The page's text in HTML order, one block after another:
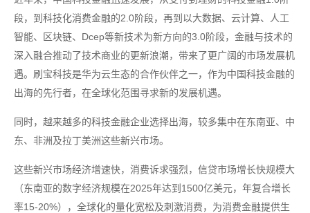
段，到科技化消费金融的2.0阶段，再到以大数据、云计算、人工
智能、区块链、Dcep等新技术为新方向的3.0阶段，金融与技术的
深入融合推动了技术商业的更新浪潮，带来了更广阔的市场发展机
遇。刷宝科技是华为云生态的合作伙伴之一，作为中国科技金融的
出海的先行者，在全球化范围寻求新的发展机遇。
同时，越来越多的科技金融企业选择出海，较多集中在东南亚、中
东、非洲及拉丁美洲这些新兴市场。
这些新兴市场经济增速快，消费诉求强烈，信贷市场增长快规模大
（东南亚的数字经济规模在2025年达到1500亿美元，年复合增长
率15-20%），全球化的量化宽松及刺激消费，为消费金融提供生